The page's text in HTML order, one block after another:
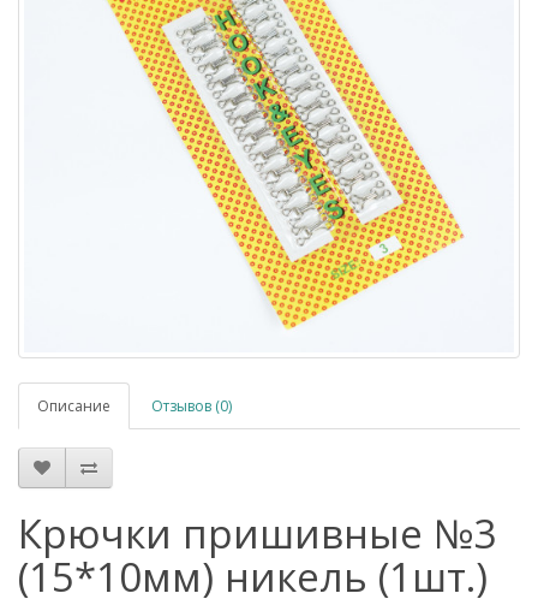
Описание Отзывов (0)
Крючки пришивные №3
(15*10мм) никель (1шт.)